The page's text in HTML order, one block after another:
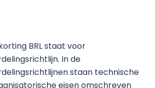
BRL staat voor
In de
staan technische
eisen omschreven